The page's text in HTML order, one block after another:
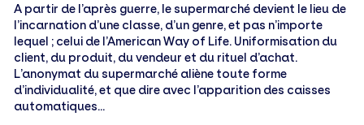
A partir de l’après guerre, le supermarché devient le lieu de
l’incarnation d’une classe, d’un genre, et pas n’importe
lequel ; celui de l’American Way of Life. Uniformisation du
client, du produit, du vendeur et du rituel d’achat.
L’anonymat du supermarché aliène toute forme
d’individualité, et que dire avec l’apparition des caisses
automatiques…